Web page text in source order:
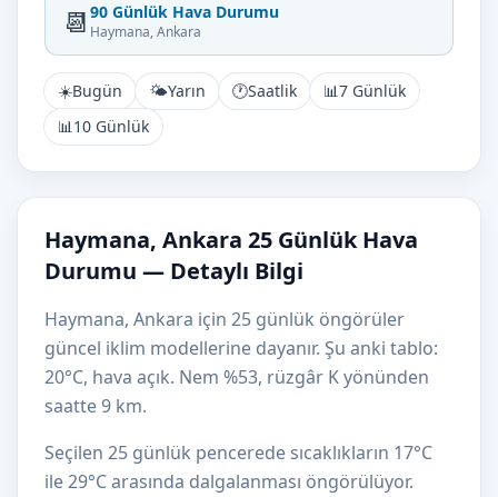
📆 90 Günlük Hava Durumu
Haymana, Ankara
☀️Bugün 🌤️Yarın 🕐Saatlik 📊7 Günlük
📊10 Günlük
Haymana, Ankara 25 Günlük Hava
Durumu — Detaylı Bilgi
Haymana, Ankara için 25 günlük öngörüler
güncel iklim modellerine dayanır. Şu anki tablo:
20°C, hava açık. Nem %53, rüzgâr K yönünden
saatte 9 km.
Seçilen 25 günlük pencerede sıcaklıkların 17°C
ile 29°C arasında dalgalanması öngörülüyor.